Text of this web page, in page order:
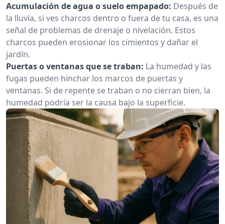
Acumulación de agua o suelo empapado: Después de
la lluvia, si ves charcos dentro o fuera de tu casa, es una
señal de problemas de drenaje o nivelación. Estos
charcos pueden erosionar los cimientos y dañar el
jardín.
Puertas o ventanas que se traban: La humedad y las
fugas pueden hinchar los marcos de puertas y
ventanas. Si de repente se traban o no cierran bien, la
humedad podría ser la causa bajo la superficie.